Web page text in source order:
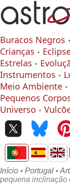
Buracos Negros
Crianças
Estrelas
Instrumentos
Meio Ambiente
Pequenos
Universo
Início • Portugal •
pequena inclinação